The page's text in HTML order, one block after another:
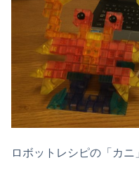
ロボットレシピの「カニ